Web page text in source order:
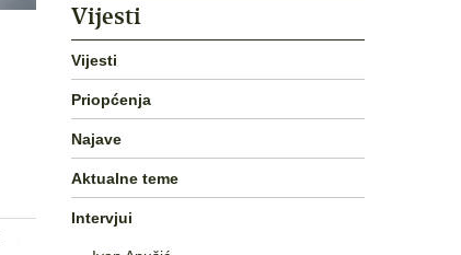
Vijesti
Vijesti
Priopćenja
Najave
Aktualne teme
Intervjui